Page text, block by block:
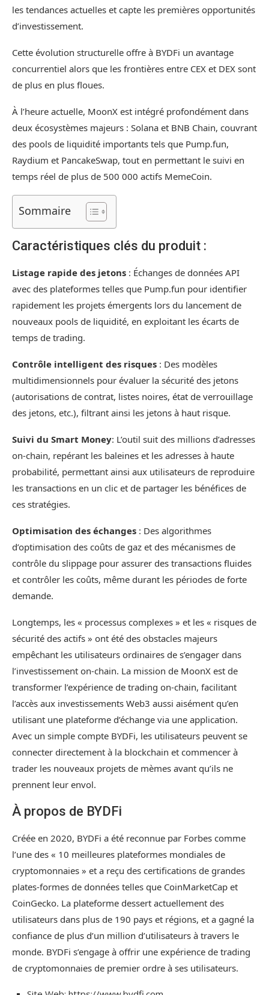
les tendances actuelles et capte les premières opportunités
d’investissement.
Cette évolution structurelle offre à BYDFi un avantage
concurrentiel alors que les frontières entre CEX et DEX sont
de plus en plus floues.
À l’heure actuelle, MoonX est intégré profondément dans
deux écosystèmes majeurs : Solana et BNB Chain, couvrant
des pools de liquidité importants tels que Pump.fun,
Raydium et PancakeSwap, tout en permettant le suivi en
temps réel de plus de 500 000 actifs MemeCoin.
Sommaire
Caractéristiques clés du produit :
Listage rapide des jetons : Échanges de données API
avec des plateformes telles que Pump.fun pour identifier
rapidement les projets émergents lors du lancement de
nouveaux pools de liquidité, en exploitant les écarts de
temps de trading.
Contrôle intelligent des risques : Des modèles
multidimensionnels pour évaluer la sécurité des jetons
(autorisations de contrat, listes noires, état de verrouillage
des jetons, etc.), filtrant ainsi les jetons à haut risque.
Suivi du Smart Money: L’outil suit des millions d’adresses
on-chain, repérant les baleines et les adresses à haute
probabilité, permettant ainsi aux utilisateurs de reproduire
les transactions en un clic et de partager les bénéfices de
ces stratégies.
Optimisation des échanges : Des algorithmes
d’optimisation des coûts de gaz et des mécanismes de
contrôle du slippage pour assurer des transactions fluides
et contrôler les coûts, même durant les périodes de forte
demande.
Longtemps, les « processus complexes » et les « risques de
sécurité des actifs » ont été des obstacles majeurs
empêchant les utilisateurs ordinaires de s’engager dans
l’investissement on-chain. La mission de MoonX est de
transformer l’expérience de trading on-chain, facilitant
l’accès aux investissements Web3 aussi aisément qu’en
utilisant une plateforme d’échange via une application.
Avec un simple compte BYDFi, les utilisateurs peuvent se
connecter directement à la blockchain et commencer à
trader les nouveaux projets de mèmes avant qu’ils ne
prennent leur envol.
À propos de BYDFi
Créée en 2020, BYDFi a été reconnue par Forbes comme
l’une des « 10 meilleures plateformes mondiales de
cryptomonnaies » et a reçu des certifications de grandes
plates-formes de données telles que CoinMarketCap et
CoinGecko. La plateforme dessert actuellement des
utilisateurs dans plus de 190 pays et régions, et a gagné la
confiance de plus d’un million d’utilisateurs à travers le
monde. BYDFi s’engage à offrir une expérience de trading
de cryptomonnaies de premier ordre à ses utilisateurs.